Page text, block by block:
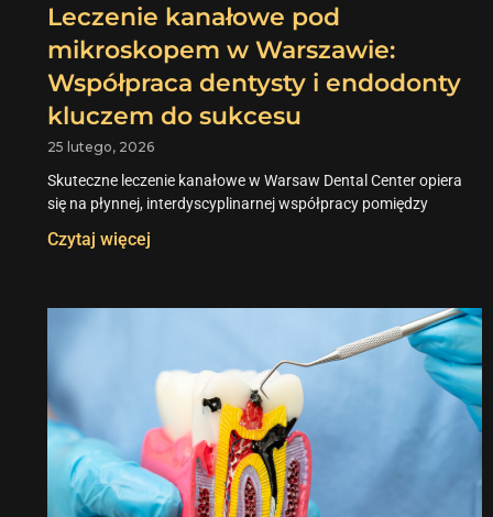
Leczenie kanałowe pod
mikroskopem w Warszawie:
Współpraca dentysty i endodonty
kluczem do sukcesu
25 lutego, 2026
Skuteczne leczenie kanałowe w Warsaw Dental Center opiera
się na płynnej, interdyscyplinarnej współpracy pomiędzy
Czytaj więcej